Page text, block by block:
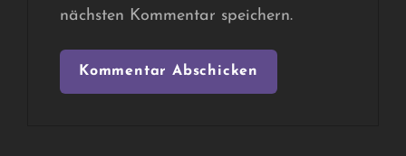
nächsten Kommentar speichern.